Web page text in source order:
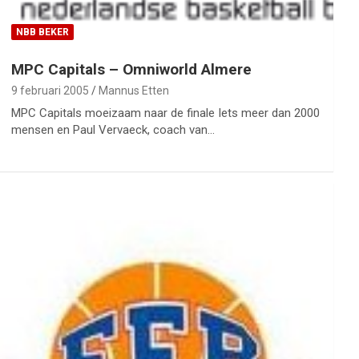
NBB BEKER
MPC Capitals – Omniworld Almere
9 februari 2005 Mannus Etten
MPC Capitals moeizaam naar de finale Iets meer dan 2000
mensen en Paul Vervaeck, coach van…